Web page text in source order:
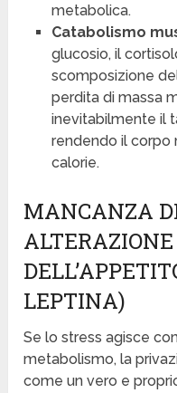
metabolica.
Catabolismo
glucosio, il
scomposizione
perdita di massa
inevitabilmente il
rendendo il corpo
calorie.
MANCANZA
LEPTINA)
Se lo stress agisce
metabolismo, la
come un vero e